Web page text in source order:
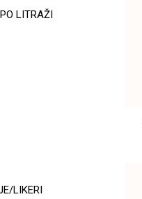
LITRAŽI
LIKERI